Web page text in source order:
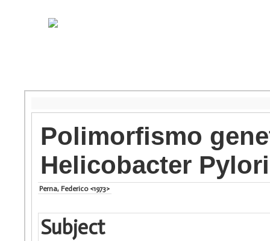
Polimorfismo
Helicobacter Pylori
Perna, Federico <1973>
Subject